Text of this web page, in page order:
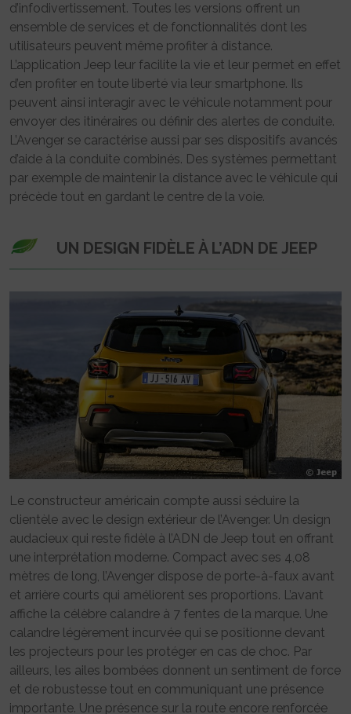
d’infodivertissement. Toutes les versions offrent un
ensemble de services et de fonctionnalités dont les
utilisateurs peuvent même profiter à distance.
L’application Jeep leur facilite la vie et leur permet en effet
d’en profiter en toute liberté via leur smartphone. Ils
peuvent ainsi interagir avec le véhicule notamment pour
envoyer des itinéraires ou définir des alertes de conduite.
L’Avenger se caractérise aussi par ses dispositifs avancés
d’aide à la conduite combinés. Des systèmes permettant
par exemple de maintenir la distance avec le véhicule qui
précède tout en gardant le centre de la voie.
UN DESIGN FIDÈLE À L’ADN DE JEEP
Le constructeur américain compte aussi séduire la
clientèle avec le design extérieur de l’Avenger. Un design
audacieux qui reste fidèle à l’ADN de Jeep tout en offrant
une interprétation moderne. Compact avec ses 4,08
mètres de long, l’Avenger dispose de porte-à-faux avant
et arrière courts qui améliorent ses proportions. L’avant
affiche la célèbre calandre à 7 fentes de la marque. Une
calandre légèrement incurvée qui se positionne devant
les projecteurs pour les protéger en cas de choc. Par
ailleurs, les ailes bombées donnent un sentiment de force
et de robustesse tout en communiquant une présence
importante. Une présence sur la route encore renforcée